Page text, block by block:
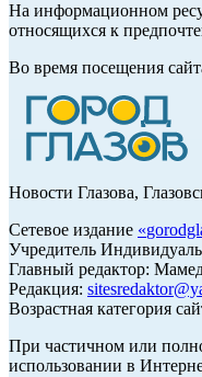
На информационном
относящихся к
Во время посещения
Новости Глазова,
Сетевое издание «
Учредитель
Главный редактор:
Редакция:
Возрастная категория
При частичном или
использовании в